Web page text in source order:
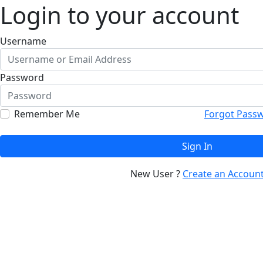
Login to your account
Username
Password
Remember Me Forgot
Sign In
New User ? Create an